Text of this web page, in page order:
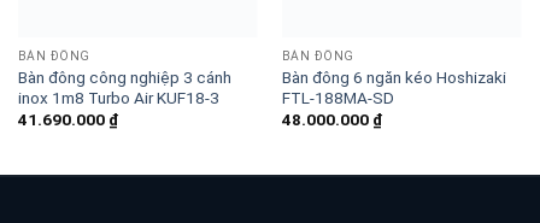
BÀN ĐÔNG
Bàn đông công nghiệp 3 cánh
inox 1m8 Turbo Air KUF18-3
41.690.000 ₫
BÀN ĐÔNG
Bàn đông 6 ngăn kéo Hoshizaki
FTL-188MA-SD
48.000.000 ₫